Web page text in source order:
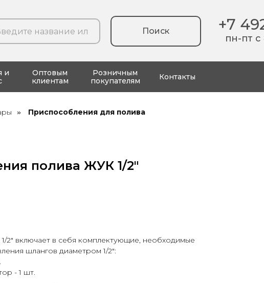
Поиск
пн-пт с
+7
и
Оптовым
клиентам
Розничным
покупателям
Контакты
» Приспособления для полива
полива ЖУК 1/2"
2" включает в себя комплектующие, необходимые
шлангов диаметром 1/2":
- 1 шт.